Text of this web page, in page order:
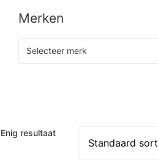
Merken
Selecteer merk
Enig resultaat